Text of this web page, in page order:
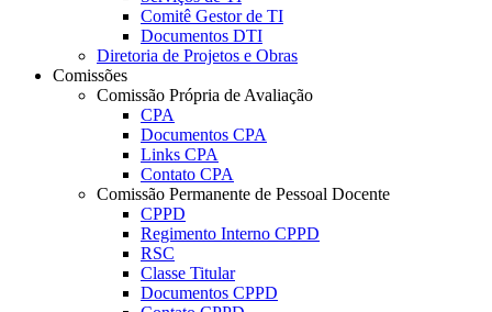
Comitê Gestor de TI
Documentos DTI
Diretoria de Projetos e Obras
Comissões
Comissão Própria de Avaliação
CPA
Documentos CPA
Links CPA
Contato CPA
Comissão Permanente de Pessoal Docente
CPPD
Regimento Interno CPPD
RSC
Classe Titular
Documentos CPPD